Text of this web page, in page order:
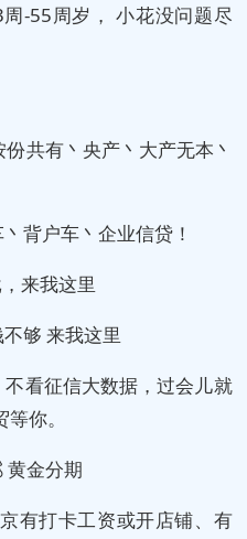
-55周岁， 小花没问题尽
共有丶央产丶大产无本丶
背户车丶企业信贷！
来我这里
够 来我这里
看征信大数据，过会儿就
你。
黄金分期
有打卡工资或开店铺、有